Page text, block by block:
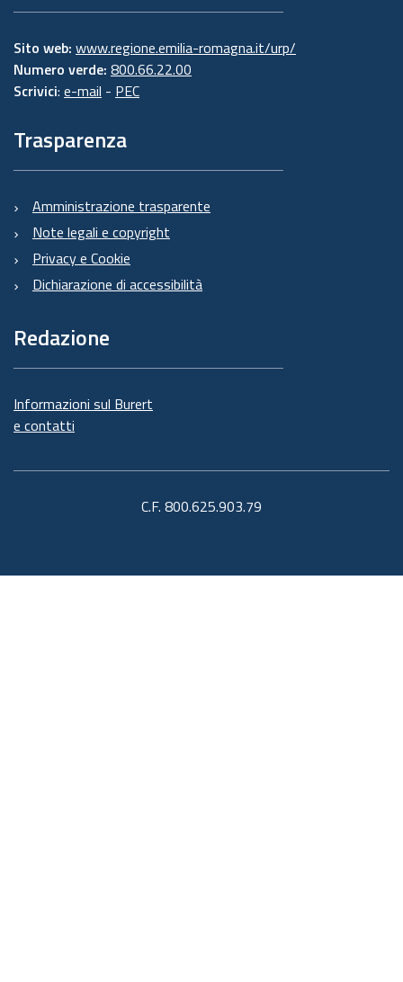
Sito web: www.regione.emilia-romagna.it/urp/
Numero verde: 800.66.22.00
Scrivici: e-mail - PEC
Trasparenza
Amministrazione trasparente
Note legali e copyright
Privacy e Cookie
Dichiarazione di accessibilità
Redazione
Informazioni sul Burert
e contatti
C.F. 800.625.903.79